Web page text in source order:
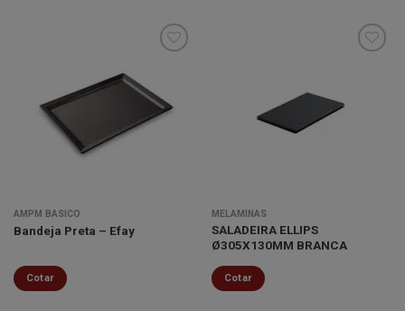
Minha
lista de
desejos
AMPM BÁSICO
Bandeja Preta – Efay
Cotar
Minha
lista de
MELAMINAS
SALADEIRA ELLIPS
Ø305X130MM BRANCA
Cotar